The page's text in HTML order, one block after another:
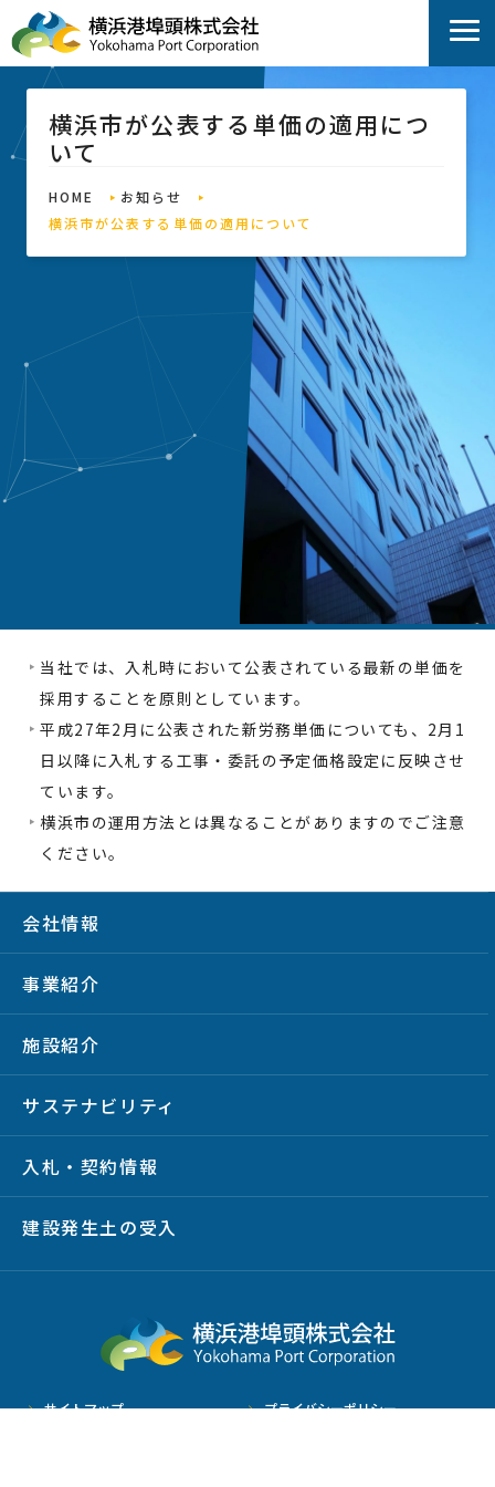
横浜市が公表する単価の適用につ
いて
HOME
お知らせ
横浜市が公表する単価の適用について
当社では、入札時において公表されている最新の単価を
採用することを原則としています。
平成27年2月に公表された新労務単価についても、2月1
日以降に入札する工事・委託の予定価格設定に反映させ
ています。
横浜市の運用方法とは異なることがありますのでご注意
ください。
会社情報
事業紹介
施設紹介
サステナビリティ
入札・契約情報
建設発生土の受入
サイトマップ
プライバシーポリシー